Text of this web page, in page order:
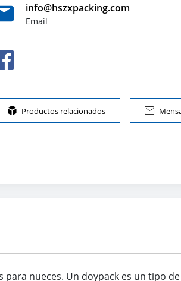
info@hszxpacking.com
Email
 Productos relacionados 
nueces. Un doypack es un tipo